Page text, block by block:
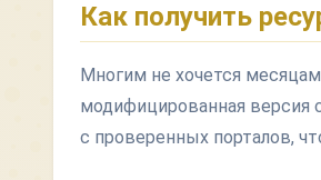
Как получить
Многим не хочется
модифицированная версия
с проверенных порталов,